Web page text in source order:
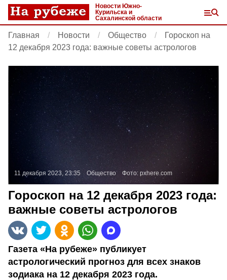
Новости Южно-
Курильска и
Сахалинской области
Главная Новости Общество
Гороскоп на
12 декабря 2023 года: важные советы астрологов
11 декабря 2023, 23:35 Общество Фото: pxhere.com
Гороскоп на 12 декабря 2023 года:
важные советы астрологов
Газета «На рубеже» публикует
астрологический прогноз для всех знаков
зодиака на 12 декабря 2023 года.